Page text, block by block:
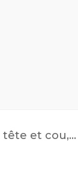
et cou,...